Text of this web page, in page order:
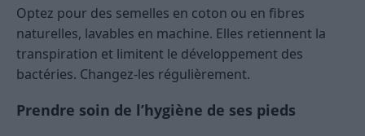
Optez pour des semelles en coton ou en fibres
naturelles, lavables en machine. Elles retiennent la
transpiration et limitent le développement des
bactéries. Changez-les régulièrement.
Prendre soin de l’hygiène de ses pieds